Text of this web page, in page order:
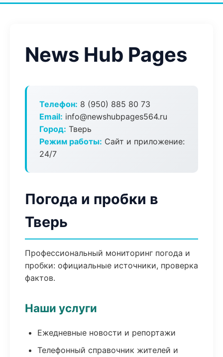
News Hub Pages
Телефон: 8 (950) 885 80 73
Email: info@newshubpages564.ru
Город: Тверь
Режим работы: Сайт и приложение:
24/7
Погода и пробки в
Тверь
Профессиональный мониторинг погода и
пробки: официальные источники, проверка
фактов.
Наши услуги
Ежедневные новости и репортажи
Телефонный справочник жителей и